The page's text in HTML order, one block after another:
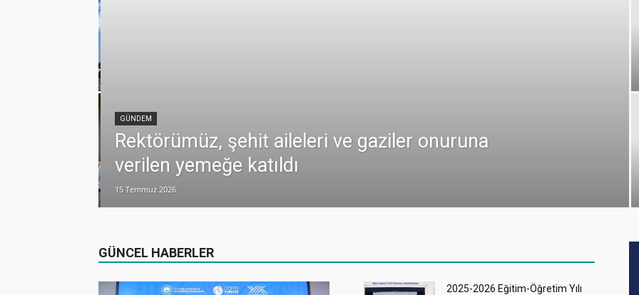
GÜNDEM
Rektörümüz, şehit aileleri ve gaziler onuruna
verilen yemeğe katıldı
15 Temmuz 2026
GÜNCEL HABERLER
2025-2026 Eğitim-Öğretim Yılı